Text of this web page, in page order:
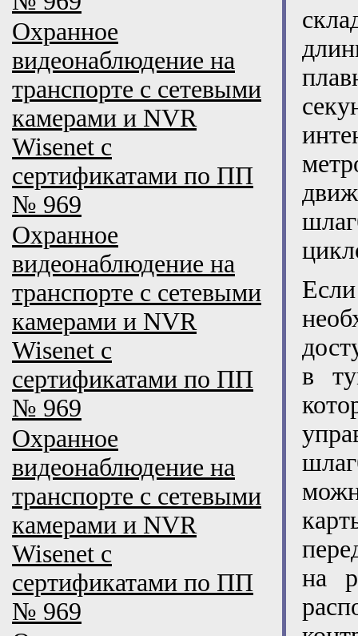
Охранное
видеонаблюдение на
транспорте с сетевыми
камерами и NVR
Wisenet с
сертификатами по ПП
№ 969
Охранное
видеонаблюдение на
транспорте с сетевыми
камерами и NVR
Wisenet с
сертификатами по ПП
№ 969
Охранное
видеонаблюдение на
транспорте с сетевыми
камерами и NVR
Wisenet с
сертификатами по ПП
№ 969
в
на